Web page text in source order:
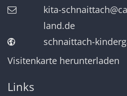
kita-
land.de
schnaittach-
Visitenkarte herunterladen
Links